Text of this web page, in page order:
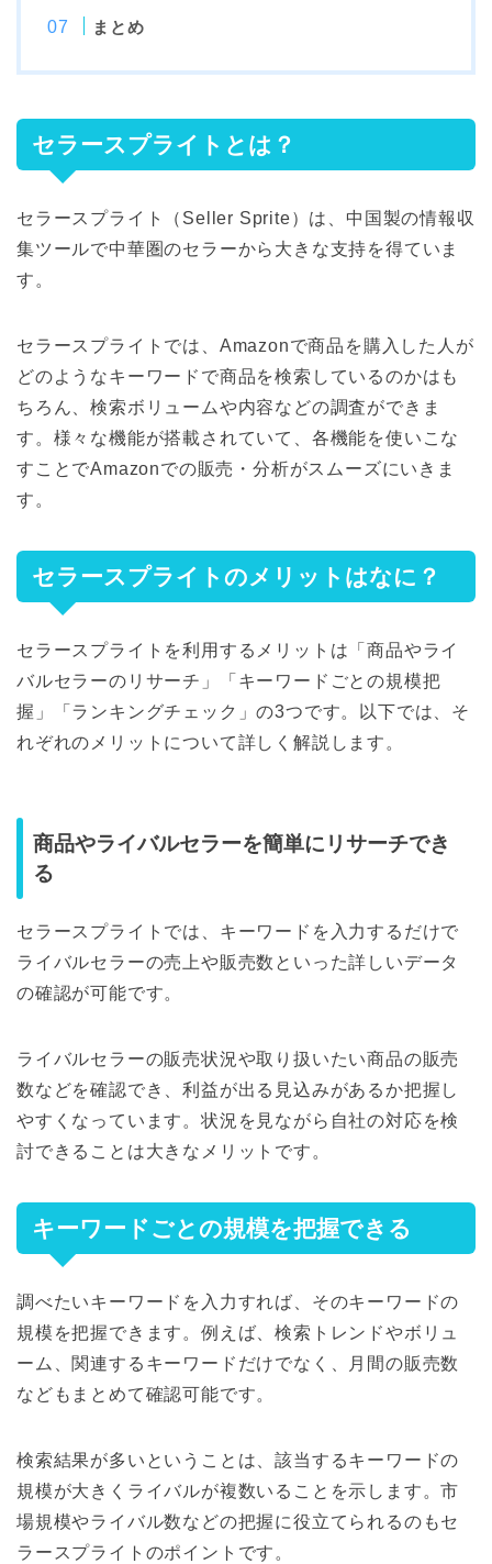
まとめ
セラースプライトとは？
セラースプライト（Seller Sprite）は、中国製の情報収
集ツールで中華圏のセラーから大きな支持を得ていま
す。
セラースプライトでは、Amazonで商品を購入した人が
どのようなキーワードで商品を検索しているのかはも
ちろん、検索ボリュームや内容などの調査ができま
す。様々な機能が搭載されていて、各機能を使いこな
すことでAmazonでの販売・分析がスムーズにいきま
す。
セラースプライトのメリットはなに？
セラースプライトを利用するメリットは「商品やライ
バルセラーのリサーチ」「キーワードごとの規模把
握」「ランキングチェック」の3つです。以下では、そ
れぞれのメリットについて詳しく解説します。
商品やライバルセラーを簡単にリサーチでき
る
セラースプライトでは、キーワードを入力するだけで
ライバルセラーの売上や販売数といった詳しいデータ
の確認が可能です。
ライバルセラーの販売状況や取り扱いたい商品の販売
数などを確認でき、利益が出る見込みがあるか把握し
やすくなっています。状況を見ながら自社の対応を検
討できることは大きなメリットです。
キーワードごとの規模を把握できる
調べたいキーワードを入力すれば、そのキーワードの
規模を把握できます。例えば、検索トレンドやボリュ
ーム、関連するキーワードだけでなく、月間の販売数
などもまとめて確認可能です。
検索結果が多いということは、該当するキーワードの
規模が大きくライバルが複数いることを示します。市
場規模やライバル数などの把握に役立てられるのもセ
ラースプライトのポイントです。